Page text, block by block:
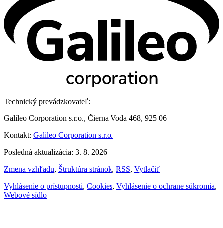
Technický prevádzkovateľ:
Galileo Corporation s.r.o., Čierna Voda 468, 925 06
Kontakt: Galileo Corporation s.r.o.
Posledná aktualizácia: 3. 8. 2026
Zmena vzhľadu, Štruktúra stránok, RSS, Vytlačiť
Vyhlásenie o prístupnosti, Cookies, Vyhlásenie o ochrane súkromia,
Webové sídlo